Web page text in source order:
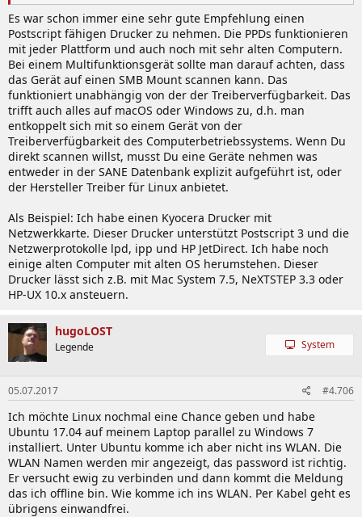
Es war schon immer eine sehr gute Empfehlung einen
Postscript fähigen Drucker zu nehmen. Die PPDs funktionieren
mit jeder Plattform und auch noch mit sehr alten Computern.
Bei einem Multifunktionsgerät sollte man darauf achten, dass
das Gerät auf einen SMB Mount scannen kann. Das
funktioniert unabhängig von der der Treiberverfügbarkeit. Das
trifft auch alles auf macOS oder Windows zu, d.h. man
entkoppelt sich mit so einem Gerät von der
Treiberverfügbarkeit des Computerbetriebssystems. Wenn Du
direkt scannen willst, musst Du eine Geräte nehmen was
entweder in der SANE Datenbank explizit aufgeführt ist, oder
der Hersteller Treiber für Linux anbietet.
Als Beispiel: Ich habe einen Kyocera Drucker mit
Netzwerkkarte. Dieser Drucker unterstützt Postscript 3 und die
Netzwerprotokolle lpd, ipp und HP JetDirect. Ich habe noch
einige alten Computer mit alten OS herumstehen. Dieser
Drucker lässt sich z.B. mit Mac System 7.5, NeXTSTEP 3.3 oder
HP-UX 10.x ansteuern.
hugoLOST
Legende System
05.07.2017 #4.706
Ich möchte Linux nochmal eine Chance geben und habe
Ubuntu 17.04 auf meinem Laptop parallel zu Windows 7
installiert. Unter Ubuntu komme ich aber nicht ins WLAN. Die
WLAN Namen werden mir angezeigt, das password ist richtig.
Er versucht ewig zu verbinden und dann kommt die Meldung
das ich offline bin. Wie komme ich ins WLAN. Per Kabel geht es
übrigens einwandfrei.